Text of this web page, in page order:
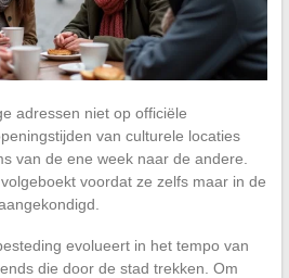
adressen niet op officiële
van culturele locaties
van de ene week naar de andere.
voordat ze zelfs maar in de
evolueert in het tempo van
die door de stad trekken. Om